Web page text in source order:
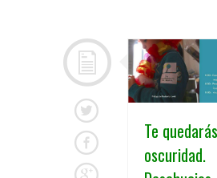
Te
oscuridad.